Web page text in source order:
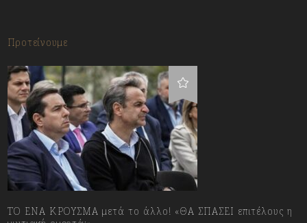
Προτείνουμε
ΤΟ ΕΝΑ ΚΡΟΥΣΜΑ μετά το άλλο! «ΘΑ ΣΠΑΣΕΙ επιτέλους η